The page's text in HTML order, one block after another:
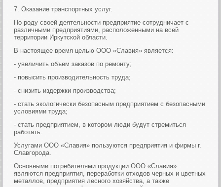
7. Оказание транспортных услуг.
По роду своей деятельности предприятие сотрудничает с
различными предприятиями, расположенными на всей
территории Иркутской области.
В настоящее время целью ООО «Славия» является:
- увеличить объем заказов по ремонту;
- повысить производительность труда;
- снизить издержки производства;
- стать экологически безопасным предприятием с безопасными
условиями труда;
- стать предприятием, в котором люди будут стремиться
работать.
Услугами ООО «Славия» пользуются предприятия и фирмы г.
Славгорода.
Основными потребителями продукции ООО «Славия»
являются предприятия, переработки отходов черных и цветных
металлов, предприятия лесного хозяйства, а также